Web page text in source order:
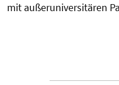
mit außeruniversitären